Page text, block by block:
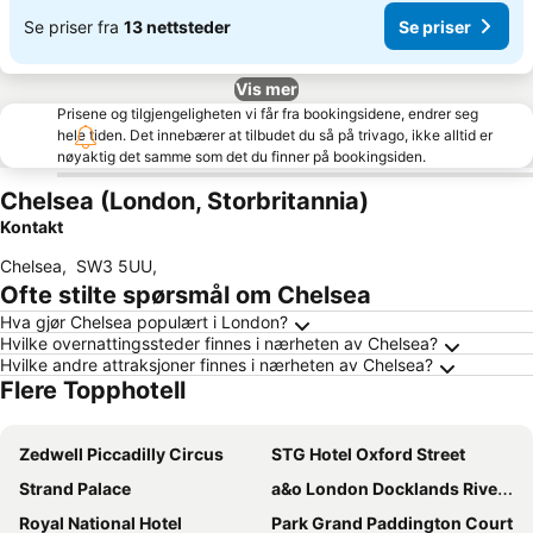
Se priser fra 13 nettsteder Se priser
Vis mer
Prisene og tilgjengeligheten vi får fra bookingsidene, endrer seg
hele tiden. Det innebærer at tilbudet du så på trivago, ikke alltid er
nøyaktig det samme som det du finner på bookingsiden.
Chelsea (London, Storbritannia)
Kontakt
Chelsea, SW3 5UU,
Ofte stilte spørsmål om Chelsea
Hva gjør Chelsea populært i London?
Hvilke overnattingssteder finnes i nærheten av Chelsea?
Hvilke andre attraksjoner finnes i nærheten av Chelsea?
Flere Topphotell
Zedwell Piccadilly Circus
STG Hotel Oxford Street
Strand Palace
a&o London Docklands Riverside
Royal National Hotel
Park Grand Paddington Court